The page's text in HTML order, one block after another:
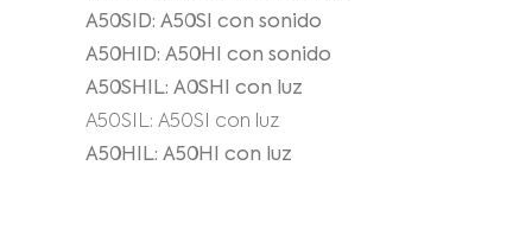
A50SID: A50SI con sonido
A50HID: A50HI con sonido
A50SHIL: A0SHI con luz
A50SIL: A50SI con luz
A50HIL: A50HI con luz